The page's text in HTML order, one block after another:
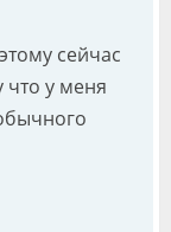
сейчас
что у меня